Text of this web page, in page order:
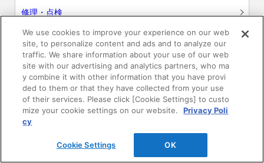
修理・点検
お問い合わせ
ログイン
建築・設計関係者様向けサイト
ユーザー登録サービス
WEB見積システム
We use cookies to improve your experience on our web
site, to personalize content and ads and to analyze our
traffic. We share information about your use of our web
site with our advertising and analytics partners, who ma
y combine it with other information that you have provi
ded to them or that they have collected from your use
of their services. Please click [Cookie Settings] to custo
mize your cookie settings on our website.
Privacy Poli
cy
Cookie Settings OK